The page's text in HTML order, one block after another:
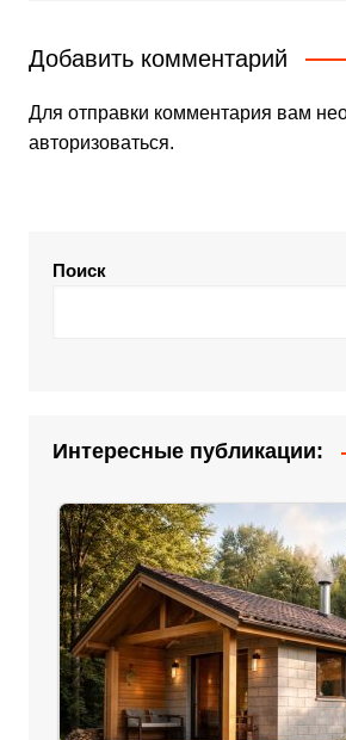
Добавить комментарий
Для отправки комментария вам
авторизоваться.
Поиск
Интересные публикации: